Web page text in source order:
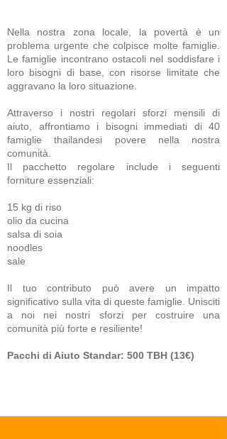
Nella nostra zona locale, la povertà è un
problema urgente che colpisce molte famiglie.
Le famiglie incontrano ostacoli nel soddisfare i
loro bisogni di base, con risorse limitate che
aggravano la loro situazione.
Attraverso i nostri regolari sforzi mensili di
aiuto, affrontiamo i bisogni immediati di 40
famiglie thailandesi povere nella nostra
comunità.
Il pacchetto regolare include i seguenti
forniture essenziali:
15 kg di riso
olio da cucina
salsa di soia
noodles
sale
Il tuo contributo può avere un impatto
significativo sulla vita di queste famiglie. Unisciti
a noi nei nostri sforzi per costruire una
comunità più forte e resiliente!
Pacchi di Aiuto Standar: 500 TBH (13€)